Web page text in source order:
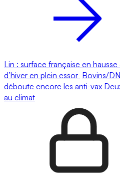
Lin : surface française en
d’hiver en plein essor Bovins/
déboute encore les anti-vax
au climat